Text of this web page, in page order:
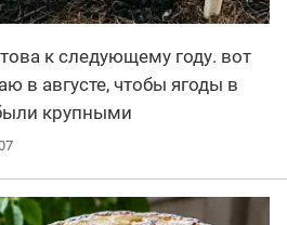
к следующему году. вот
в августе, чтобы ягоды в
крупными